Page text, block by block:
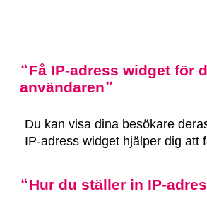
Få IP-adress widget för
användaren
Du kan visa dina besökare
IP-adress widget hjälper dig att
Hur du ställer in IP-